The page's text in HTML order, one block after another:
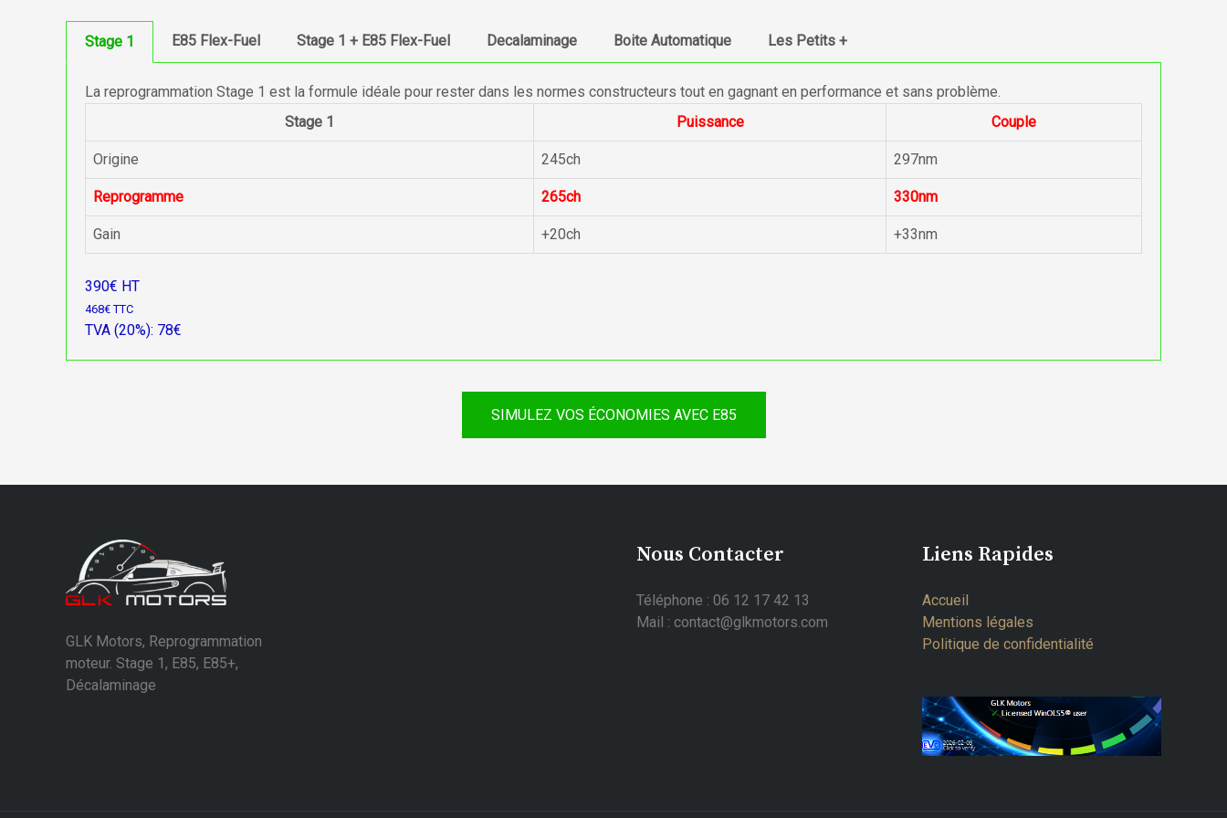
Stage 1 E85 Flex-Fuel Stage 1 + E85 Flex-Fuel Decalaminage Boite Automatique Les Petits +
La reprogrammation Stage 1 est la formule idéale pour rester dans les normes constructeurs tout en gagnant en performance et sans problème.
Stage 1
Puissance Couple
Origine 245ch 297nm
Reprogramme 265ch 330nm
Gain +20ch +33nm
390€ HT
468€ TTC
TVA (20%): 78€
SIMULEZ VOS ÉCONOMIES AVEC E85
GLK Motors, Reprogrammation
moteur. Stage 1, E85, E85+,
Décalaminage
Nous Contacter
Téléphone : 06 12 17 42 13
Mail : contact@glkmotors.com
Liens Rapides
Accueil
Mentions légales
Politique de confidentialité